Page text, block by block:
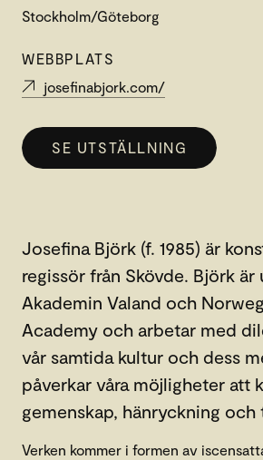
Stockholm/Göteborg
WEBBPLATS
josefinabjork.com/
SE UTSTÄLLNING
Josefina Björk (f. 1985) är
regissör från Skövde. Björk
Akademin Valand och
Academy och arbetar med
vår samtida kultur och dess
påverkar våra möjligheter att
gemenskap, hänryckning och
Verken kommer i formen av